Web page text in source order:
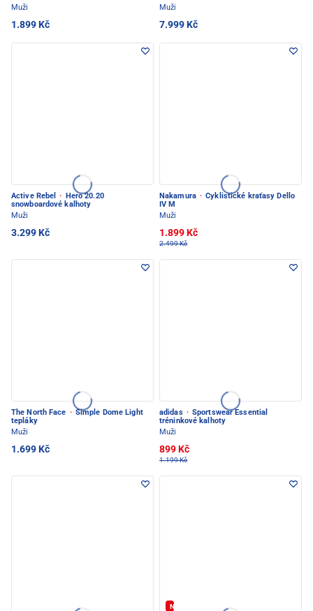
Muži
1.899 Kč
Muži
7.999 Kč
Active Rebel ·
Hero 20.20
snowboardové kalhoty
Muži
3.299 Kč
Nakamura · Cyklistické kraťasy Dello
IV M
Muži
1.899 Kč
2.499 Kč
The North Face · Simple Dome Light
tepláky
Muži
1.699 Kč
adidas · Sportswear Essential
tréninkové kalhoty
Muži
899 Kč
1.199 Kč
Novinka